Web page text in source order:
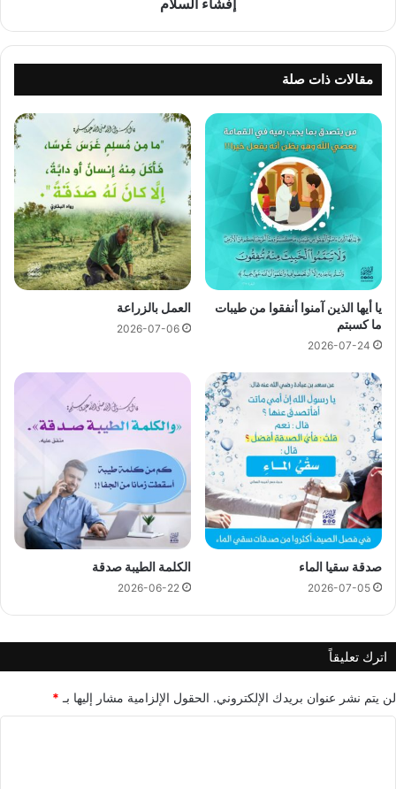
إفشاء السلام
مقالات ذات صلة
يا أيها الذين آمنوا أنفقوا من طيبات
ما كسبتم
2026-07-24
العمل بالزراعة
2026-07-06
صدقة سقيا الماء
2026-07-05
الكلمة الطيبة صدقة
2026-06-22
اترك تعليقاً
لن يتم نشر عنوان بريدك الإلكتروني. الحقول الإلزامية مشار إليها بـ *